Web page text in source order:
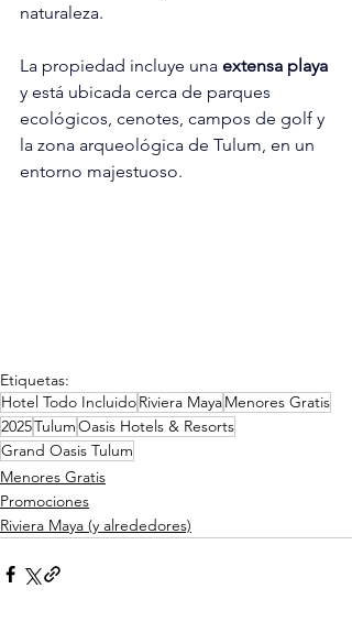
naturaleza.
La propiedad incluye una extensa playa
y está ubicada cerca de parques
ecológicos, cenotes, campos de golf y
la zona arqueológica de Tulum, en un
entorno majestuoso.
Etiquetas:
Hotel Todo IncluidoRiviera MayaMenores Gratis
2025TulumOasis Hotels & Resorts
Grand Oasis Tulum
Menores Gratis
Promociones
Riviera Maya (y alrededores)